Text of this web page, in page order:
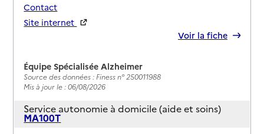
Contact
Site internet
Voir la fiche
Équipe Spécialisée Alzheimer
Source des données : Finess n° 250011988
Mis à jour le : 06/08/2026
Service autonomie à domicile (aide et soins)
MA100T